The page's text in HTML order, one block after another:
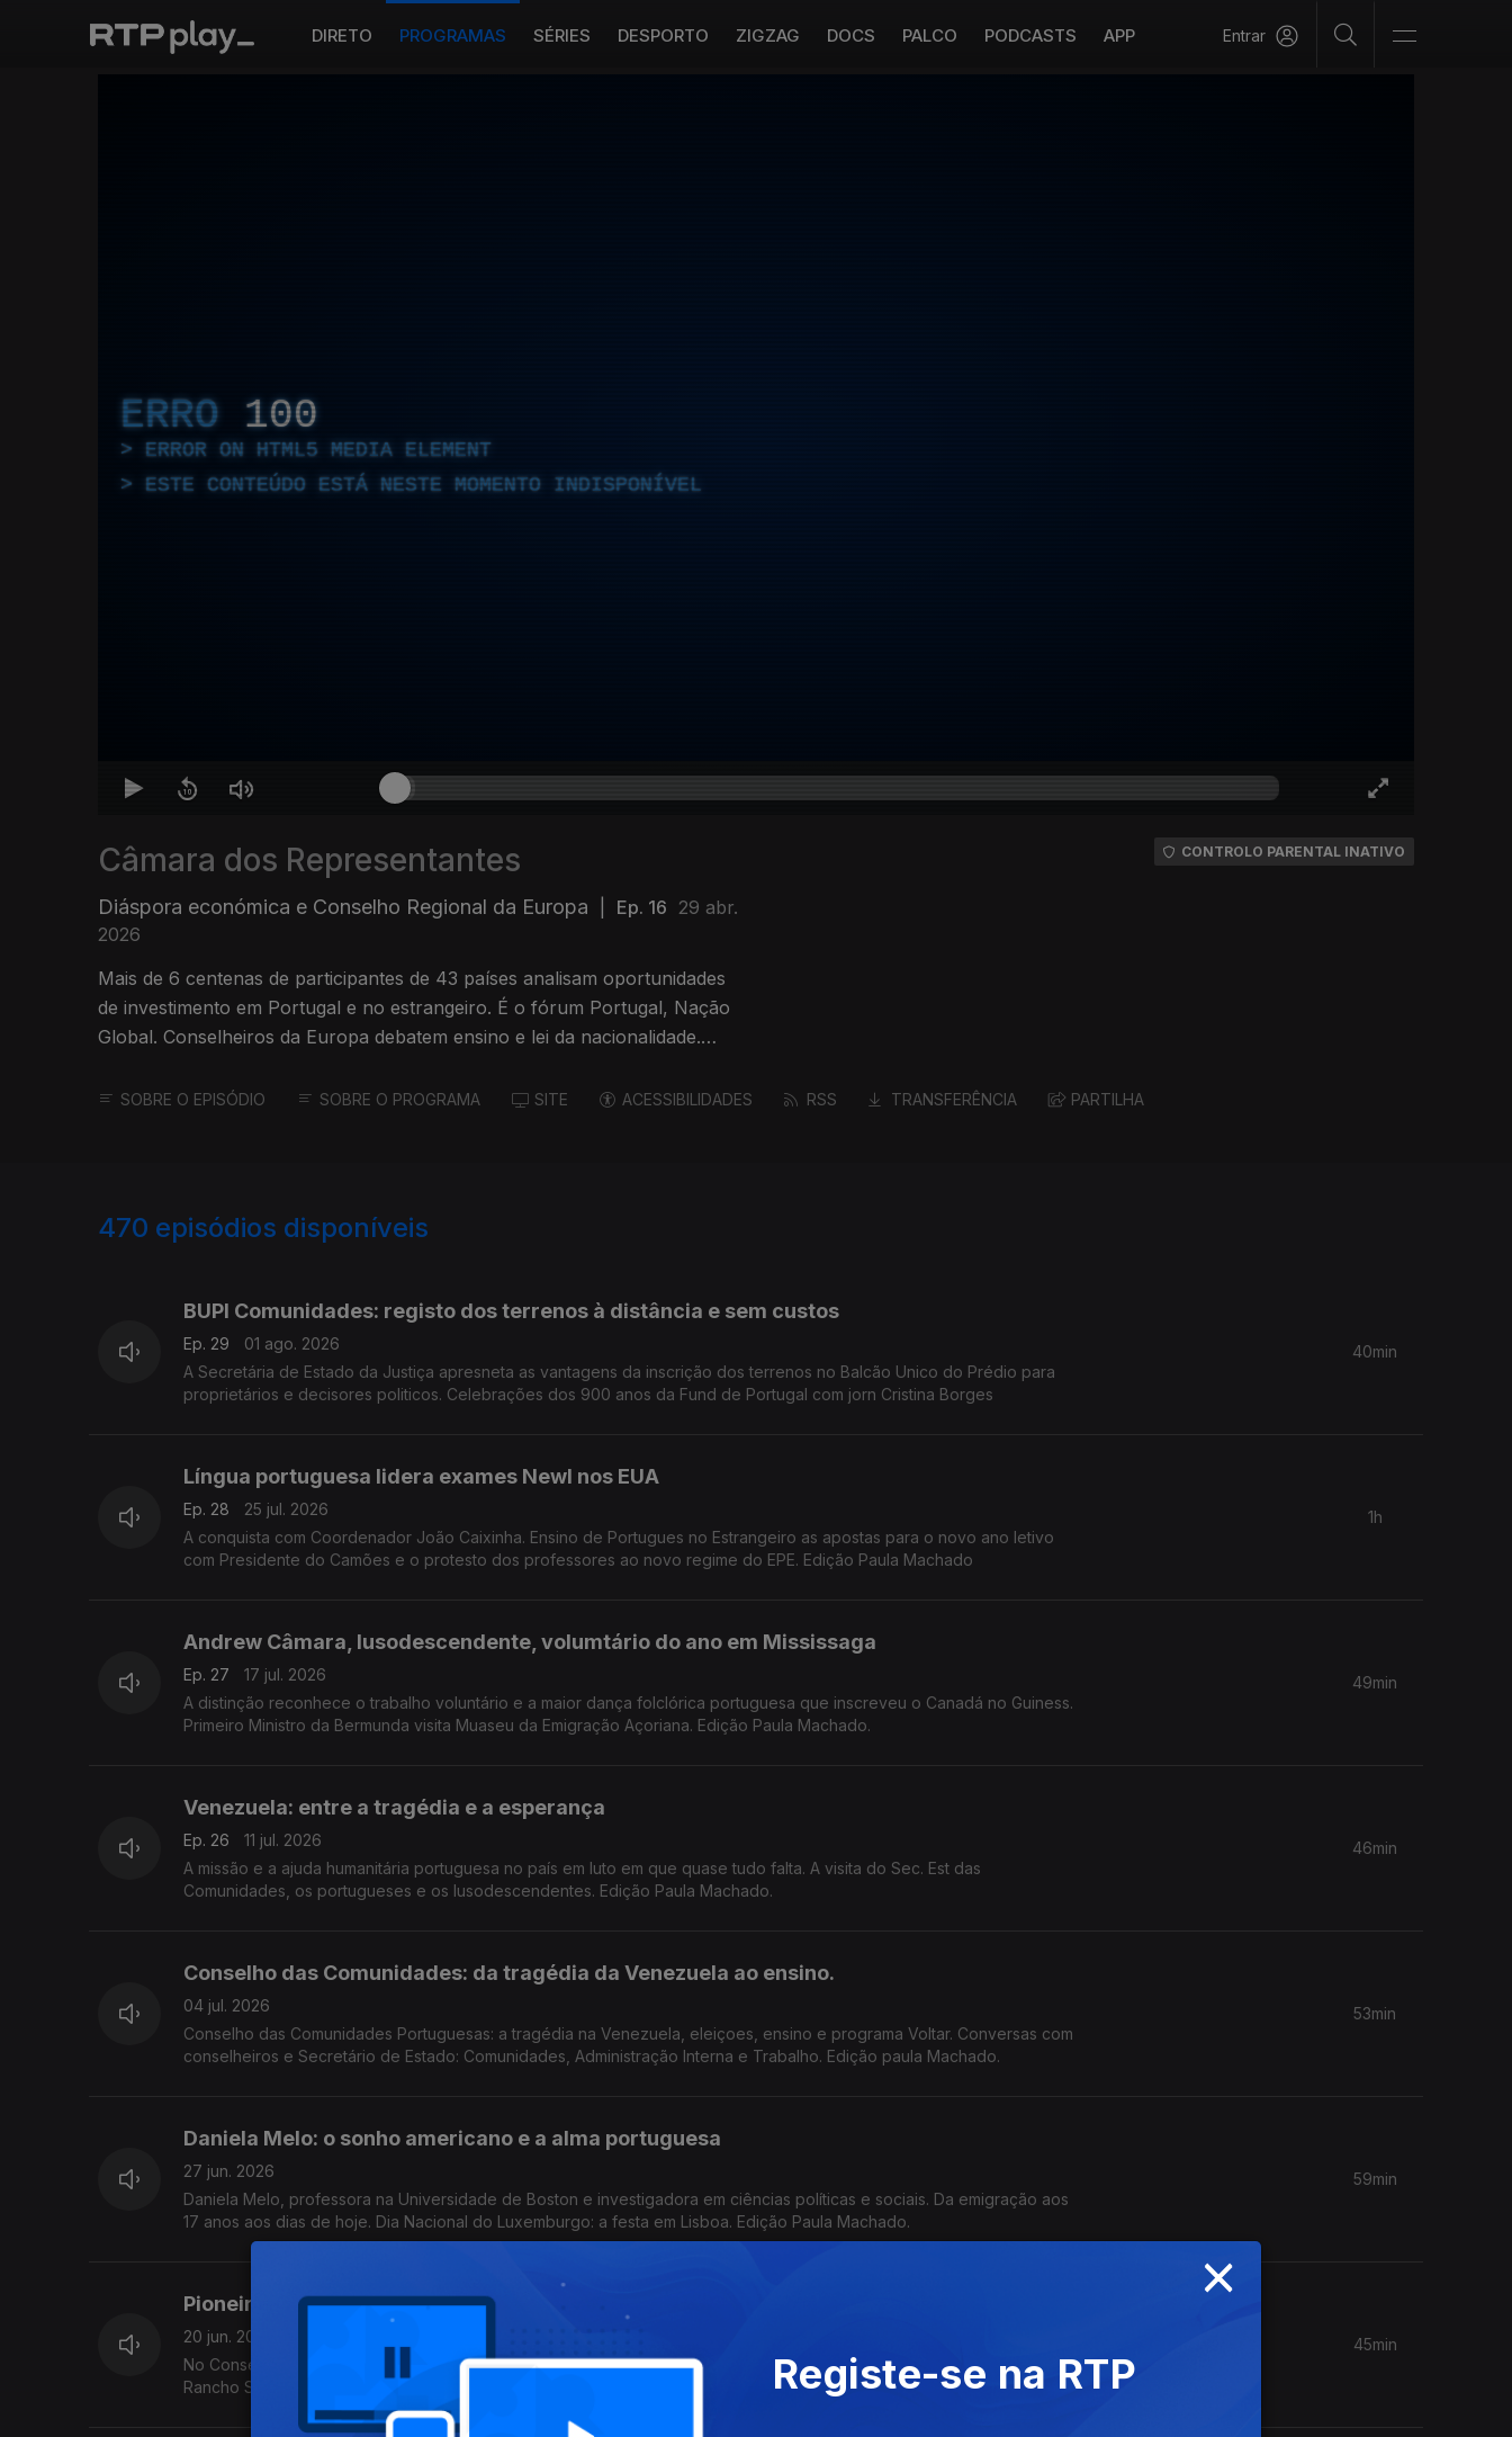
DIRETO PROGRAMAS SÉRIES DESPORTO ZIGZAG DOCS PALCO PODCASTS APP Entrar
ERRO 100
ERROR ON HTML5 MEDIA ELEMENT
ESTE CONTEÚDO ESTÁ NESTE MOMENTO INDISPONÍVEL
Câmara dos Representantes
Diáspora económica e Conselho Regional da Europa Ep. 16 29 abr.
2026
Mais de 6 centenas de participantes de 43 países analisam oportunidades
de investimento em Portugal e no estrangeiro. É o fórum Portugal, Nação
Global. Conselheiros da Europa debatem ensino e lei da nacionalidade.
CONTROLO PARENTAL INATIVO
SOBRE O EPISÓDIO SOBRE O PROGRAMA SITE ACESSIBILIDADES RSS TRANSFERÊNCIA PARTILHA
470 episódios disponíveis
BUPI Comunidades: registo dos terrenos à distância e sem custos
Ep. 29
01 ago. 2026
A Secretária de Estado da Justiça apresneta as vantagens da inscrição dos terrenos no Balcão Unico do Prédio para
proprietários e decisores politicos. Celebrações dos 900 anos da Fund de Portugal com jorn Cristina Borges
40min
Língua portuguesa lidera exames Newl nos EUA
Ep. 28
25 jul. 2026
A conquista com Coordenador João Caixinha. Ensino de Portugues no Estrangeiro as apostas para o novo ano letivo
com Presidente do Camões e o protesto dos professores ao novo regime do EPE. Edição Paula Machado
1h
Andrew Câmara, lusodescendente, volumtário do ano em Mississaga
Ep. 27
17 jul. 2026
A distinção reconhece o trabalho voluntário e a maior dança folclórica portuguesa que inscreveu o Canadá no Guiness.
Primeiro Ministro da Bermunda visita Muaseu da Emigração Açoriana. Edição Paula Machado.
49min
Venezuela: entre a tragédia e a esperança
Ep. 26
11 jul. 2026
A missão e a ajuda humanitária portuguesa no país em luto em que quase tudo falta. A visita do Sec. Est das
Comunidades, os portugueses e os lusodescendentes. Edição Paula Machado.
46min
Conselho das Comunidades: da tragédia da Venezuela ao ensino.
04 jul. 2026
Conselho das Comunidades Portuguesas: a tragédia na Venezuela, eleiçoes, ensino e programa Voltar. Conversas com
conselheiros e Secretário de Estado: Comunidades, Administração Interna e Trabalho. Edição paula Machado.
53min
Daniela Melo: o sonho americano e a alma portuguesa
27 jun. 2026
Daniela Melo, professora na Universidade de Boston e investigadora em ciências políticas e sociais. Da emigração aos
17 anos aos dias de hoje. Dia Nacional do Luxemburgo: a festa em Lisboa. Edição Paula Machado.
59min
Pioneira na Austrália: Sílvia Renda lidera Conselho em Victória
20 jun. 2026
No Conselho das Comunidades Étnicas de Victória, Sílvia Renda dá voz aos imigrantes e defende o multiculturalismo.
Rancho Saudades de Portugal:19 anos a manter a cultura portuguesa na Argentina. Edição Paula Machado
45min
×
Registe-se na RTP